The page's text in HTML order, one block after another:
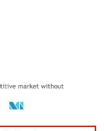
nécessite une attribution sous CC BY